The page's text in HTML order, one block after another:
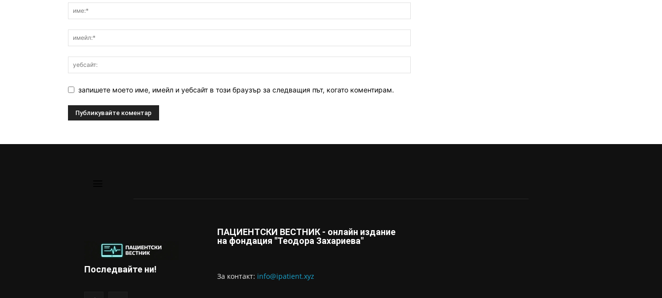
запишете моето име, имейл и уебсайт в този браузър за следващия път, когато коментирам.
Последвайте ни!
ПАЦИЕНТСКИ ВЕСТНИК - онлайн издание
на фондация "Теодора Захариева"
За контaкт: info@ipatient.xyz